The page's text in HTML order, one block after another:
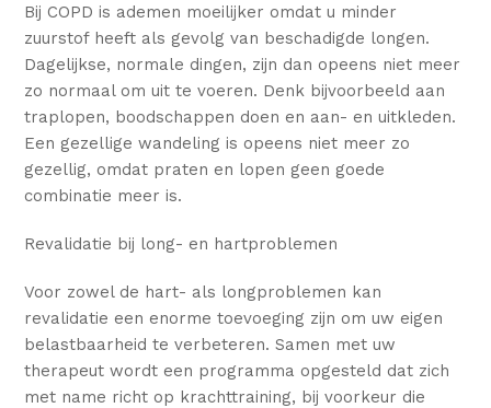
Bij COPD is ademen moeilijker omdat u minder
zuurstof heeft als gevolg van beschadigde longen.
Dagelijkse, normale dingen, zijn dan opeens niet meer
zo normaal om uit te voeren. Denk bijvoorbeeld aan
traplopen, boodschappen doen en aan- en uitkleden.
Een gezellige wandeling is opeens niet meer zo
gezellig, omdat praten en lopen geen goede
combinatie meer is.
Revalidatie bij long- en hartproblemen
Voor zowel de hart- als longproblemen kan
revalidatie een enorme toevoeging zijn om uw eigen
belastbaarheid te verbeteren. Samen met uw
therapeut wordt een programma opgesteld dat zich
met name richt op krachttraining, bij voorkeur die